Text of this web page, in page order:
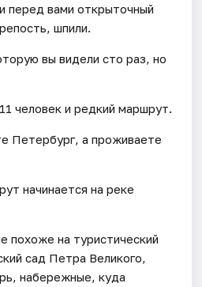
перед вами открыточный
шпили.
вы видели сто раз, но
человек и редкий маршрут.
Петербург, а проживаете
начинается на реке
похоже на туристический
сад Петра Великого,
набережные, куда